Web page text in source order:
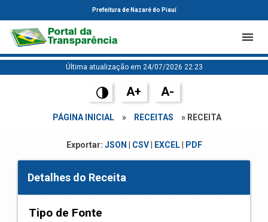
Prefeitura de Nazaré do Piauí
Última atualização em 24/07/2026 22:23
A+ A-
PÁGINA INICIAL » RECEITAS » RECEITA
Exportar: JSON CSV| EXCEL| PDF
Detalhes do Receita
Tipo de Fonte